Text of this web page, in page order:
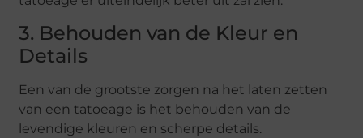
3. Behouden van de Kleur en
Details
Een van de grootste zorgen na het laten zetten
van een tatoeage is het behouden van de
levendige kleuren en scherpe details.